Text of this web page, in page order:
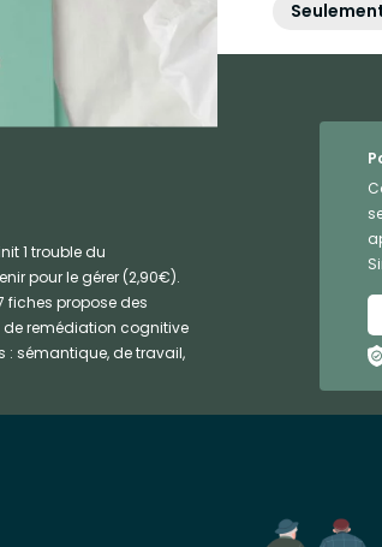
1 trouble du
pour le gérer (2,90€).
fiches propose des
remédiation cognitive
: sémantique, de travail,